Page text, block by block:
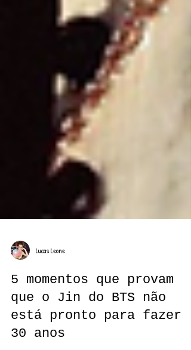
Lucas Leone
5 momentos que provam
que o Jin do BTS não